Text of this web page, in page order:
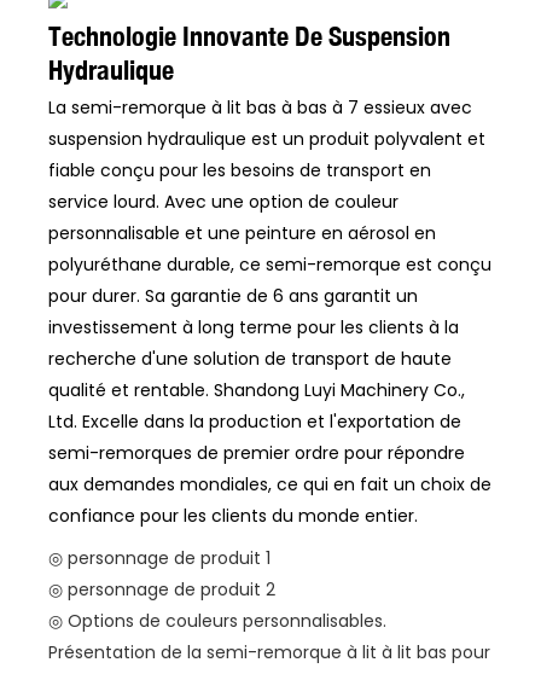
Technologie Innovante De Suspension
Hydraulique
La semi-remorque à lit bas à bas à 7 essieux avec
suspension hydraulique est un produit polyvalent et
fiable conçu pour les besoins de transport en
service lourd. Avec une option de couleur
personnalisable et une peinture en aérosol en
polyuréthane durable, ce semi-remorque est conçu
pour durer. Sa garantie de 6 ans garantit un
investissement à long terme pour les clients à la
recherche d'une solution de transport de haute
qualité et rentable. Shandong Luyi Machinery Co.,
Ltd. Excelle dans la production et l'exportation de
semi-remorques de premier ordre pour répondre
aux demandes mondiales, ce qui en fait un choix de
confiance pour les clients du monde entier.
◎ personnage de produit 1
◎ personnage de produit 2
◎ Options de couleurs personnalisables.
Présentation de la semi-remorque à lit à lit bas pour